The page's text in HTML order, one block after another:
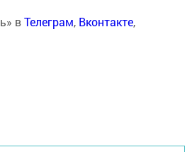
вТелеграм, Вконтакте,